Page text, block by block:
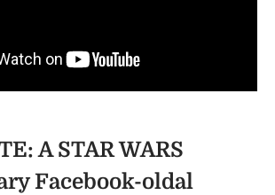
A STAR WARS
Facebook-oldal